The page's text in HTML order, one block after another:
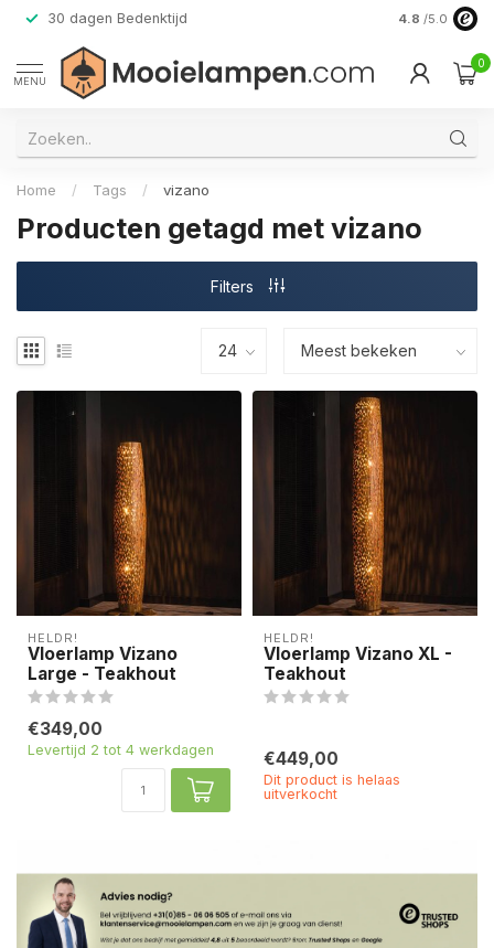
30 dagen Bedenktijd Verzending
4.8 /5.0
MENU
0
Home / Tags / vizano
Producten getagd met vizano
Filters
HELDR!
Vloerlamp Vizano
Large - Teakhout
€349,00
Levertijd 2 tot 4 werkdagen
HELDR!
Vloerlamp Vizano XL -
Teakhout
€449,00
Dit product is helaas
uitverkocht